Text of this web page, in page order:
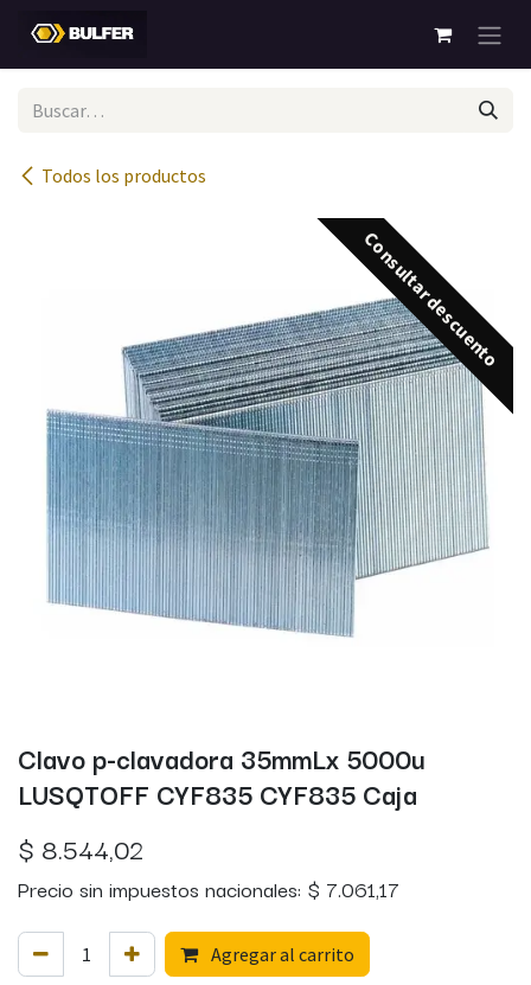
Todos los productos
Consultar descuento
Clavo p-clavadora 35mmLx 5000u
LUSQTOFF CYF835 CYF835 Caja
$ 8.544,02
Precio sin impuestos nacionales: $ 7.061,17
Agregar al carrito